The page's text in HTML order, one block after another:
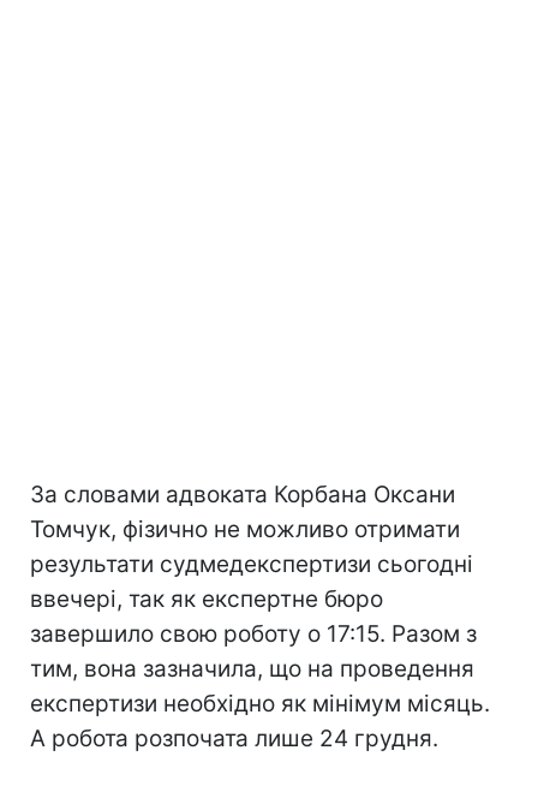
За словами адвоката Корбана Оксани
Томчук, фізично не можливо отримати
результати судмедекспертизи сьогодні
ввечері, так як експертне бюро
завершило свою роботу о 17:15. Разом з
тим, вона зазначила, що на проведення
експертизи необхідно як мінімум місяць.
А робота розпочата лише 24 грудня.